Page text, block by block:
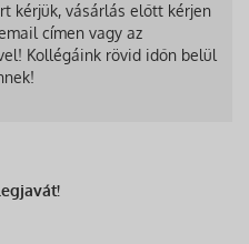
kérjük, vásárlás előtt kérjen
címen vagy az
Kollégáink rövid időn belül